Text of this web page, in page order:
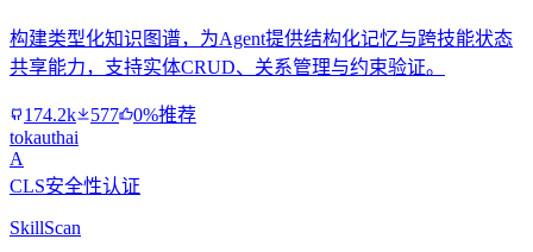
构建类型化知识图谱，为Agent提供结构化记忆与跨技能状态
共享能力，支持实体CRUD、关系管理与约束验证。
174.2k 577
0%推荐
tokauthai
A
CLS安全性认证
SkillScan